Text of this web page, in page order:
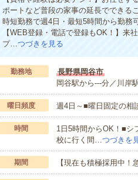
ポートなど普段の家事の延長でできる
時短勤務で週4日・最短5時間から勤務
【WEB登録・電話で登録もOK！】来
プ…つづきを見る
勤務地
長野県岡谷市
岡谷駅から---分／川岸
曜日頻度 週4日～■曜日固定の相
時間
1日5時間からOK！■シ
校に行く間…つづきを
期間 【現在も積極採用中！